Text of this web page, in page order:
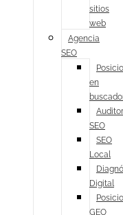
sitios
web
Agencia
SEO
en
SEO
SEO
Local
Digital
GEO